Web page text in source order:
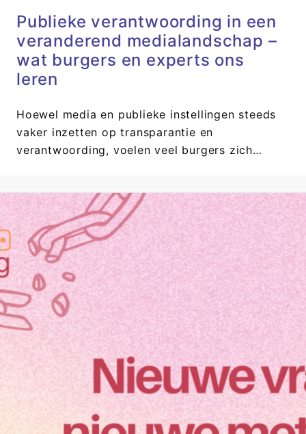
Publieke verantwoording in een
veranderend medialandschap –
wat burgers en experts ons
leren
Hoewel media en publieke instellingen steeds
vaker inzetten op transparantie en
verantwoording, voelen veel burgers zich…